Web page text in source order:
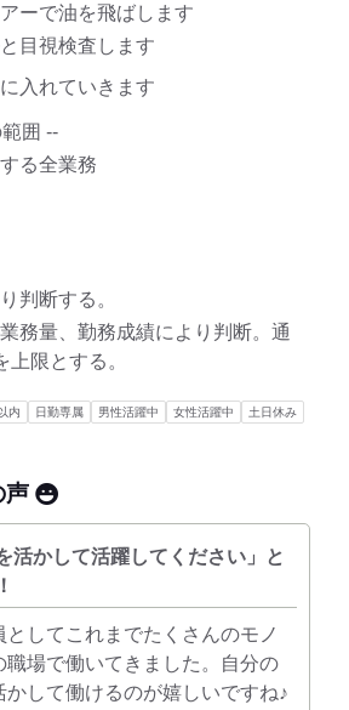
ーで油を飛ばします
目視検査します
入れていきます
囲 --
る全業務
判断する。
務量、勤務成績により判断。通
限とする。
内 日勤専属 男性活躍中 女性活躍中
土日休み
声
活かして活躍してください」と
としてこれまでたくさんのモノ
職場で働いてきました。自分の
かして働けるのが嬉しいですね♪